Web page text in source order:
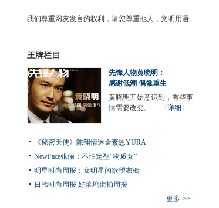
我们尊重网友发言的权利，请您尊重他人，文明用语。
王牌栏目
先锋人物黄晓明：
感谢低潮 偶像重生
黄晓明开始意识到，有些事
情需要改变。……[详细]
《秘密天使》陈翔情迷金素恩YURA
NewFace张俪：不怕定型“物质女”
明星时尚周报：女明星的欲望衣橱
日韩时尚周报 好莱坞街拍周报
更多 >>